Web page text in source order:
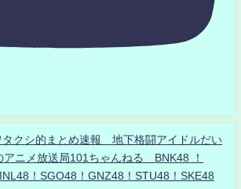
クシ的まとめ速報 地下格闘アイドルだい
ニメ放送局101ちゃんねる BNK48 ！
！SGO48！GNZ48！STU48！SKE48